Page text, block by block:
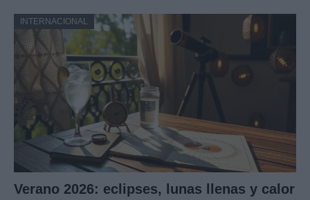
INTERNACIONAL
Verano 2026: eclipses, lunas llenas y calor